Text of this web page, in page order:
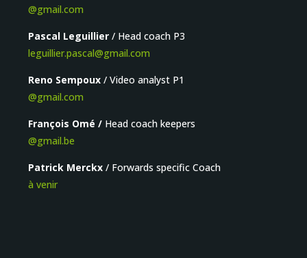
@gmail.com
Pascal Leguillier / Head coach P3
leguillier.pascal@gmail.com
Reno Sempoux / Video analyst P1
@gmail.com
François Omé / Head coach keepers
@gmail.be
Patrick Merckx / Forwards specific Coach
à venir